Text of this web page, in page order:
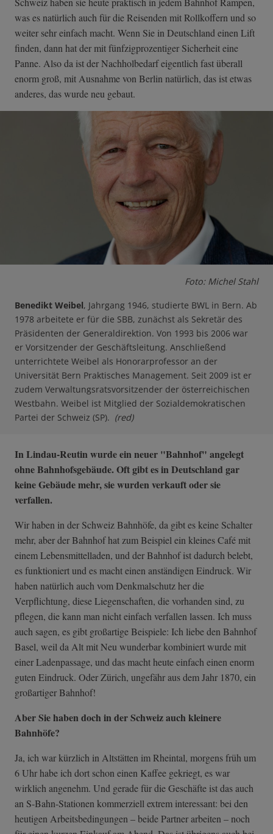
was es natürlich auch für die Reisenden mit Rollkoffern und so
weiter sehr einfach macht. Wenn Sie in Deutschland einen Lift
finden, dann hat der mit fünfzigprozentiger Sicherheit eine
Panne. Also da ist der Nachholbedarf eigentlich fast überall
enorm groß, mit Ausnahme von Berlin natürlich, das ist etwas
anderes, das wurde neu gebaut.
Foto: Michel Stahl
Benedikt Weibel, Jahrgang 1946, studierte BWL in Bern. Ab
1978 arbeitete er für die SBB, zunächst als Sekretär des
Präsidenten der Generaldirektion. Von 1993 bis 2006 war
er Vorsitzender der Geschäftsleitung. Anschließend
unterrichtete Weibel als Honorarprofessor an der
Universität Bern Praktisches Management. Seit 2009 ist er
zudem Verwaltungsratsvorsitzender der österreichischen
Westbahn. Weibel ist Mitglied der Sozialdemokratischen
Partei der Schweiz (SP). (red)
In Lindau-Reutin wurde ein neuer "Bahnhof" angelegt
ohne Bahnhofsgebäude. Oft gibt es in Deutschland gar
keine Gebäude mehr, sie wurden verkauft oder sie
verfallen.
Wir haben in der Schweiz Bahnhöfe, da gibt es keine Schalter
mehr, aber der Bahnhof hat zum Beispiel ein kleines Café mit
einem Lebensmittelladen, und der Bahnhof ist dadurch belebt,
es funktioniert und es macht einen anständigen Eindruck. Wir
haben natürlich auch vom Denkmalschutz her die
Verpflichtung, diese Liegenschaften, die vorhanden sind, zu
pflegen, die kann man nicht einfach verfallen lassen. Ich muss
auch sagen, es gibt großartige Beispiele: Ich liebe den Bahnhof
Basel, weil da Alt mit Neu wunderbar kombiniert wurde mit
einer Ladenpassage, und das macht heute einfach einen enorm
guten Eindruck. Oder Zürich, ungefähr aus dem Jahr 1870, ein
großartiger Bahnhof!
Aber Sie haben doch in der Schweiz auch kleinere
Bahnhöfe?
Ja, ich war kürzlich in Altstätten im Rheintal, morgens früh um
6 Uhr habe ich dort schon einen Kaffee gekriegt, es war
wirklich angenehm. Und gerade für die Geschäfte ist das auch
an S-Bahn-Stationen kommerziell extrem interessant: bei den
heutigen Arbeitsbedingungen – beide Partner arbeiten – noch